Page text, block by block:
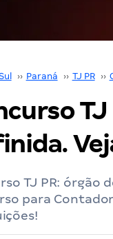
›› Paraná ›› TJ PR ››
TJ PR: órgão
para